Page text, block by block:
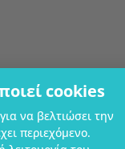
cookies
να βελτιώσει την
περιεχόμενο.